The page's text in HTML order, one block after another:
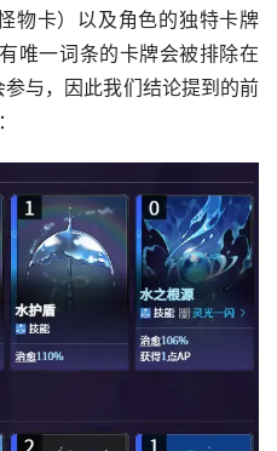
物卡）以及角色的独特卡牌
唯一词条的卡牌会被排除在
与，因此我们结论提到的前